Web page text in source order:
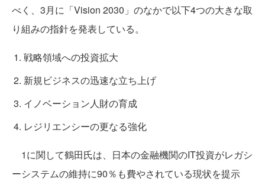
べく、3月に「Vision 2030」のなかで以下4つの大きな取
り組みの指針を発表している。
戦略領域への投資拡大
新規ビジネスの迅速な立ち上げ
イノベーション人財の育成
レジリエンシーの更なる強化
1に関して鶴田氏は、日本の金融機関のIT投資がレガシ
ーシステムの維持に90％も費やされている現状を提示